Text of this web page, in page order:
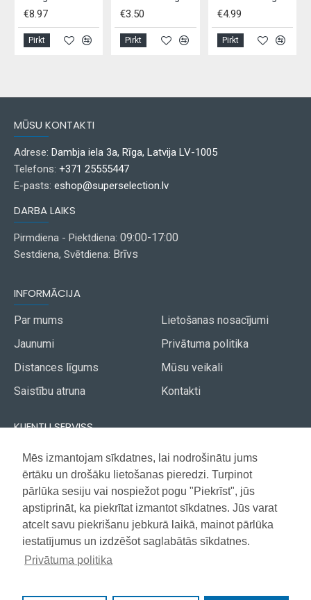
Mēs izmantojam sīkdatnes, lai nodrošinātu jums
ērtāku un drošāku lietošanas pieredzi. Turpinot
pārlūka sesiju vai nospiežot pogu "Piekrīst", jūs
apstiprināt, ka piekrītat izmantot sīkdatnes. Jūs varat
atcelt savu piekrišanu jebkurā laikā, mainot pārlūka
iestatījumus un izdzēšot saglabātās sīkdatnes.
Privātuma politika
€8.97
Pirkt
€3.50
Pirkt
€4.99
Pirkt
MŪSU KONTAKTI
Adrese: Dambja iela 3a, Rīga, Latvija LV-1005
Telefons: +371 25555447
E-pasts: eshop@superselection.lv
DARBA LAIKS
Pirmdiena - Piektdiena: 09:00-17:00
Sestdiena, Svētdiena: Brīvs
INFORMĀCIJA
Par mums
Jaunumi
Distances līgums
Saistību atruna
Lietošanas nosacījumi
Privātuma politika
Mūsu veikali
Kontakti
KLIENTU SERVISS
Piegāde
Apmaksa
Garantija
Akcijas avīze
Vietnes karte
Copyright © 2021, Super Selection, Visas tiesības aizsargātas